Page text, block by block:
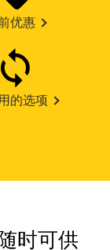
优惠
的选项
时可供